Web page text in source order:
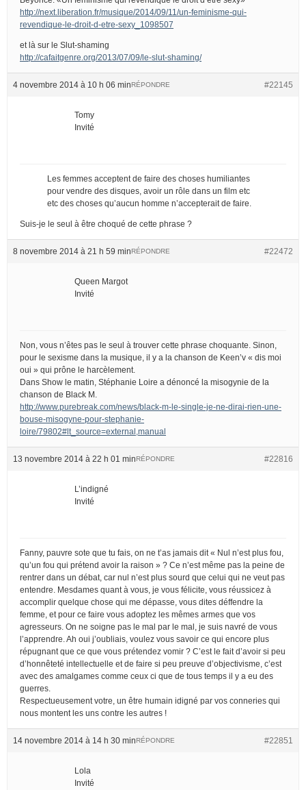
http://next.liberation.fr/musique/2014/09/11/un-feminisme-qui-
revendique-le-droit-d-etre-sexy_1098507
et là sur le Slut-shaming
http://cafaitgenre.org/2013/07/09/le-slut-shaming/
4 novembre 2014 à 10 h 06 min #22145
RÉPONDRE
Tomy
Invité
Les femmes acceptent de faire des choses humiliantes
pour vendre des disques, avoir un rôle dans un film etc
etc des choses qu’aucun homme n’accepterait de faire.
Suis-je le seul à être choqué de cette phrase ?
8 novembre 2014 à 21 h 59 min #22472
RÉPONDRE
Queen Margot
Invité
Non, vous n’êtes pas le seul à trouver cette phrase choquante. Sinon,
pour le sexisme dans la musique, il y a la chanson de Keen’v « dis moi
oui » qui prône le harcèlement.
Dans Show le matin, Stéphanie Loire a dénoncé la misogynie de la
chanson de Black M.
http://www.purebreak.com/news/black-m-le-single-je-ne-dirai-rien-une-
bouse-misogyne-pour-stephanie-
loire/79802#lt_source=external,manual
13 novembre 2014 à 22 h 01 min #22816
RÉPONDRE
L’indigné
Invité
Fanny, pauvre sote que tu fais, on ne t’as jamais dit « Nul n’est plus fou,
qu’un fou qui prétend avoir la raison » ? Ce n’est même pas la peine de
rentrer dans un débat, car nul n’est plus sourd que celui qui ne veut pas
entendre. Mesdames quant à vous, je vous félicite, vous réussicez à
accomplir quelque chose qui me dépasse, vous dites déffendre la
femme, et pour ce faire vous adoptez les mêmes armes que vos
agresseurs. On ne soigne pas le mal par le mal, je suis navré de vous
l’apprendre. Ah oui j’oubliais, voulez vous savoir ce qui encore plus
répugnant que ce que vous prétendez vomir ? C’est le fait d’avoir si peu
d’honnêteté intellectuelle et de faire si peu preuve d’objectivisme, c’est
avec des amalgames comme ceux ci que de tous temps il y a eu des
guerres.
Respectueusement votre, un être humain idigné par vos conneries qui
nous montent les uns contre les autres !
14 novembre 2014 à 14 h 30 min #22851
RÉPONDRE
Lola
Invité